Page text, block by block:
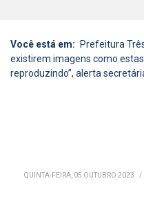
Você está em: Prefeitura
existirem imagens como
reproduzindo”, alerta
QUINTA-FEIRA, 05 OUTUBRO 2023 /